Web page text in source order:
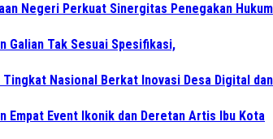
Negeri Perkuat Sinergitas Penegakan Hukum
Galian Tak Sesuai Spesifikasi,
Nasional Berkat Inovasi Desa Digital
Empat Event Ikonik dan Deretan Artis Ibu Kota